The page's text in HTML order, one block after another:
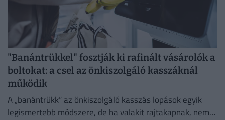
"Banántrükkel" fosztják ki rafinált vásárolók a
boltokat: a csel az önkiszolgáló kasszáknál
működik
A „banántrükk” az önkiszolgáló kasszás lopások egyik
legismertebb módszere, de ha valakit rajtakapnak, nem